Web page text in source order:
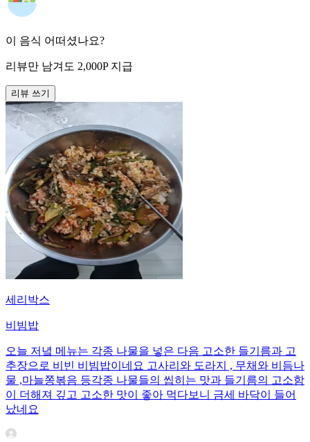
이 음식 어떠셨나요?
리뷰만 남겨도 2,000P 지급
리뷰 쓰기
세리박스
비빔밥
오늘 저녘 메뉴는 각종 나물을 넣은 다음 고소한 들기름과 고
추장으로 비빈 비빔밥이네요 고사리와 도라지 , 무채와 비듬나
물 ,마늘쫑볶음 등각종 나물들의 씹히는 맛과 들기름의 고소함
이 더해져 깊고 고소한 맛이 좋아 먹다보니 금세 바닥이 들어
났네요